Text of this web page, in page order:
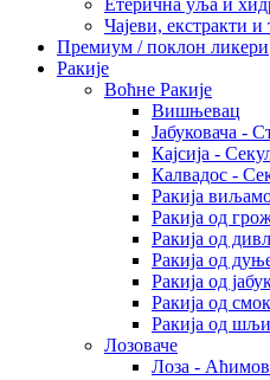
Чајеви, екстракти и
Премиум / поклон ликери
Ракије
Воћне Ракије
Вишњевац
Јабуковача -
Кајсија -
Калвадос -
Ракија
Ракија од
Ракија од
Ракија од
Ракија од
Ракија од
Ракија од
Лозоваче
Лоза -